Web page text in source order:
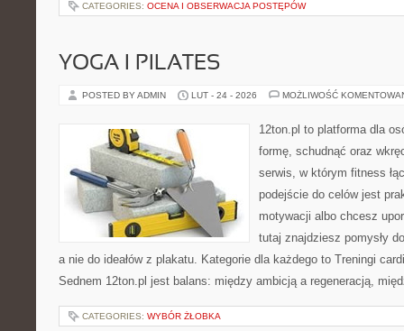
CATEGORIES: OCENA I OBSERWACJA POSTĘPÓW
YOGA I PILATES
POSTED BY ADMIN LUT - 24 - 2026 MOŻLIWOŚĆ
12ton.pl to platforma dla
formę, schudnąć oraz
serwis, w którym fitness
podejście do celów jest
motywacji albo chcesz
tutaj znajdziesz pomysły
a nie do ideałów z plakatu. Kategorie dla każdego to Treningi
Sednem 12ton.pl jest balans: między ambicją a regeneracją,
CATEGORIES: WYBÓR ŻŁOBKA